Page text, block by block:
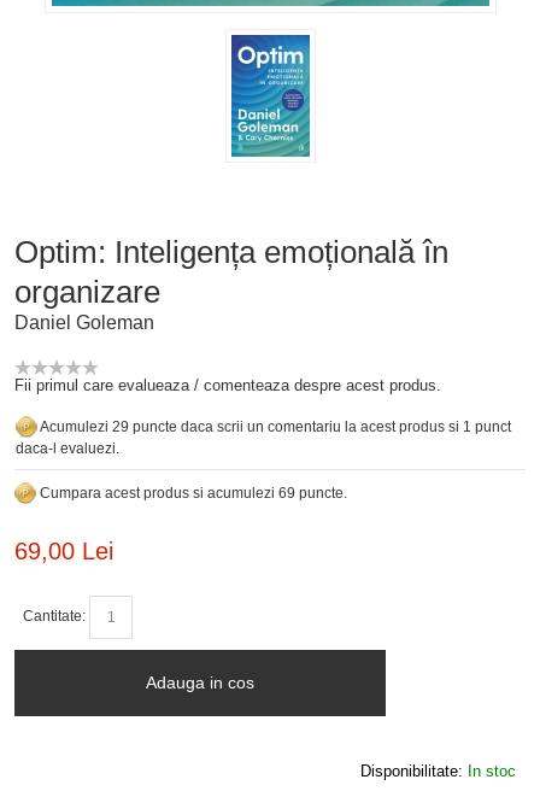
Optim: Inteligența emoțională în
organizare
Daniel Goleman
Fii primul care evalueaza / comenteaza despre acest produs.
Acumulezi 29 puncte daca scrii un comentariu la acest produs si 1 punct
daca-l evaluezi.
Cumpara acest produs si acumulezi 69 puncte.
69,00 Lei
Cantitate:
Adauga in cos
Disponibilitate: In stoc